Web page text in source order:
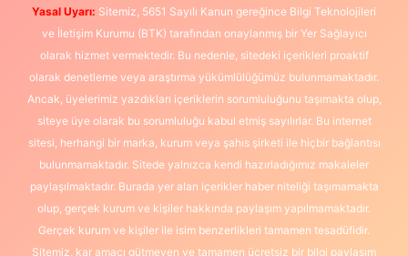
Yasal Uyarı: Sitemiz, 5651 Sayılı Kanun gereğince Bilgi Teknolojileri
ve İletişim Kurumu (BTK) tarafından onaylanmış bir Yer Sağlayıcı
olarak hizmet vermektedir. Bu nedenle, sitedeki içerikleri proaktif
olarak denetleme veya araştırma yükümlülüğümüz bulunmamaktadır.
Ancak, üyelerimiz yazdıkları içeriklerin sorumluluğunu taşımakta olup,
siteye üye olarak bu sorumluluğu kabul etmiş sayılırlar. Bu internet
sitesi, herhangi bir marka, kurum veya şahıs şirketi ile hiçbir bağlantısı
bulunmamaktadır. Sitede yalnızca kendi hazırladığımız makaleler
paylaşılmaktadır. Burada yer alan içerikler haber niteliği taşımamakta
olup, gerçek kurum ve kişiler hakkında paylaşım yapılmamaktadır.
Gerçek kurum ve kişiler ile isim benzerlikleri tamamen tesadüfidir.
Sitemiz, kar amacı gütmeyen ve tamamen ücretsiz bir bilgi paylaşım